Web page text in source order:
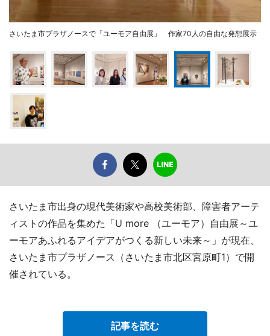
さいたま市プラザノースで「ユーモア自由展」 作家70人の自由な発想展示
さいたま市出身の現代美術家や高校美術部、障害者アーテ
ィストの作品を集めた「U more （ユーモア）自由展～ユ
ーモアあふれるアイデアがつくる新しい未来～」が現在、
さいたま市プラザノース（さいたま市北区宮原町1）で開
催されている。
記事を読む